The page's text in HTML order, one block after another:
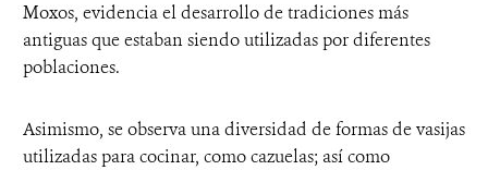
Moxos, evidencia el desarrollo de tradiciones más
antiguas que estaban siendo utilizadas por diferentes
poblaciones.
Asimismo, se observa una diversidad de formas de vasijas
utilizadas para cocinar, como cazuelas; así como